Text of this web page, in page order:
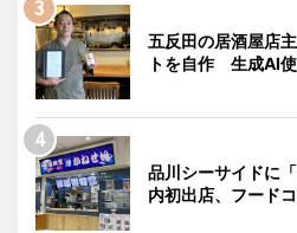
五反田の居酒屋店
トを自作 生成AI
品川シーサイドに
内初出店、フード